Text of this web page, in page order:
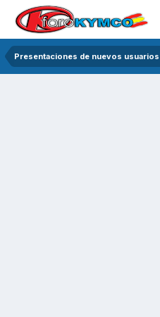
Presentaciones de nuevos usuarios